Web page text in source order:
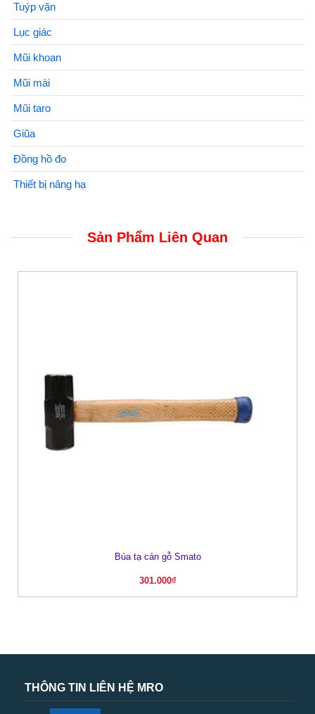
Tuýp vặn
Lục giác
Mũi khoan
Mũi mài
Mũi taro
Giũa
Đồng hồ đo
Thiết bị nâng hạ
Sản Phẩm Liên Quan
Búa tạ cán gỗ Smato
301.000₫
THÔNG TIN LIÊN HỆ MRO